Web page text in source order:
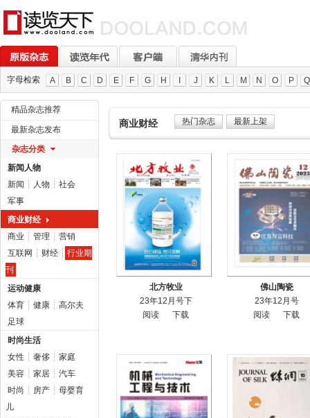
字母检索 A B C D E F G H J K L M N O P Q
精品杂志推荐
最新杂志发布
杂志分类
新闻人物
新闻 ┆ 人物 ┆ 社会
军事
商业财经
商业 ┆ 管理 ┆ 营销
互联网 ┆ 财经 ┆ 行业期
刊
运动健康
体育 ┆ 健康 ┆ 高尔夫
足球
时尚生活
女性 ┆ 奢侈 ┆ 家庭
美容 ┆ 家居 ┆ 汽车
时尚 ┆ 房产 ┆ 母婴育
儿
商业财经 热门杂志 最新上架
北方牧业
23年12月号下
阅读
下载
佛山陶瓷
23年12月号
阅读
下载